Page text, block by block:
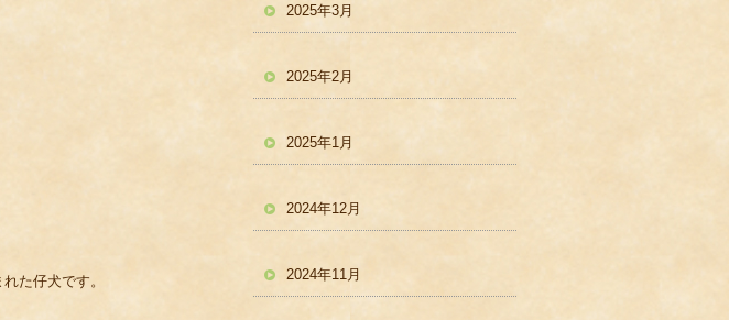
た仔犬です。
2025年3月
2025年2月
2025年1月
2024年12月
2024年11月